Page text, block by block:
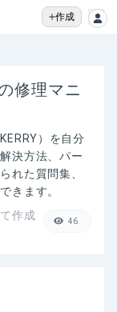
作成
修理マニ
） を自分
決方法、パー
れた質問集、
きます。
作成
46